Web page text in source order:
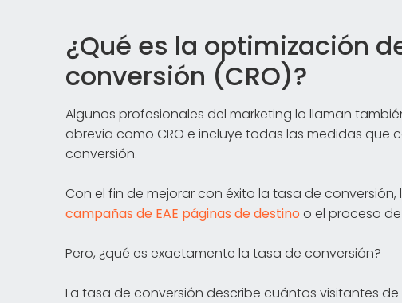
¿Qué es la optimización
conversión (CRO)?
Algunos profesionales del marketing lo llaman
abrevia como CRO e incluye todas las medidas que
conversión.
Con el fin de mejorar con éxito la tasa de
campañas de EAE páginas de destino o el proceso
Pero, ¿qué es exactamente la tasa de conversión?
La tasa de conversión describe cuántos visitantes